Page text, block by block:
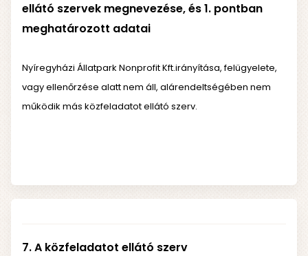
ellátó szervek megnevezése, és 1. pontban
meghatározott adatai
Nyíregyházi Állatpark Nonprofit Kft.irányítása, felügyelete,
vagy ellenőrzése alatt nem áll, alárendeltségében nem
működik más közfeladatot ellátó szerv.
7. A közfeladatot ellátó szerv